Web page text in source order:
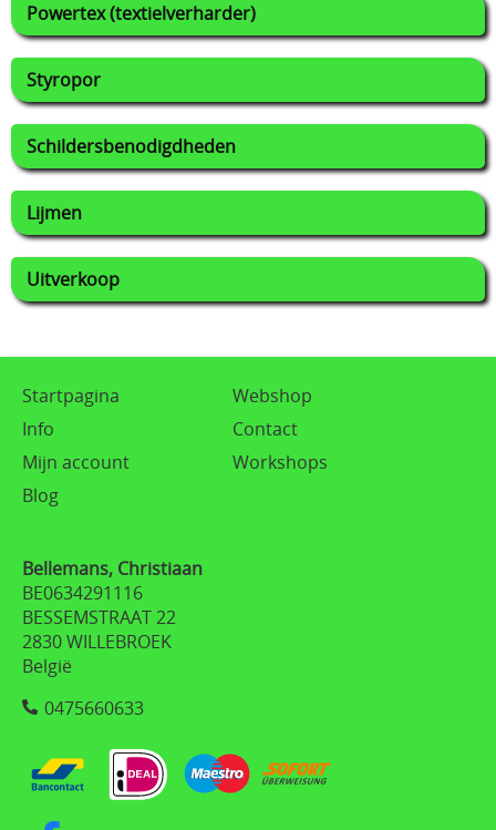
Powertex (textielverharder)
Styropor
Schildersbenodigdheden
Lijmen
Uitverkoop
Startpagina
Webshop
Info
Contact
Mijn account
Workshops
Blog
Bellemans, Christiaan
BE0634291116
BESSEMSTRAAT 22
2830 WILLEBROEK
België
0475660633